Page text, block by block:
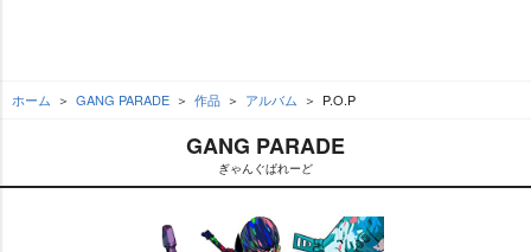
ホーム GANG PARADE 作品 アルバム P.O.P
GANG PARADE
ぎゃんぐぱれーど